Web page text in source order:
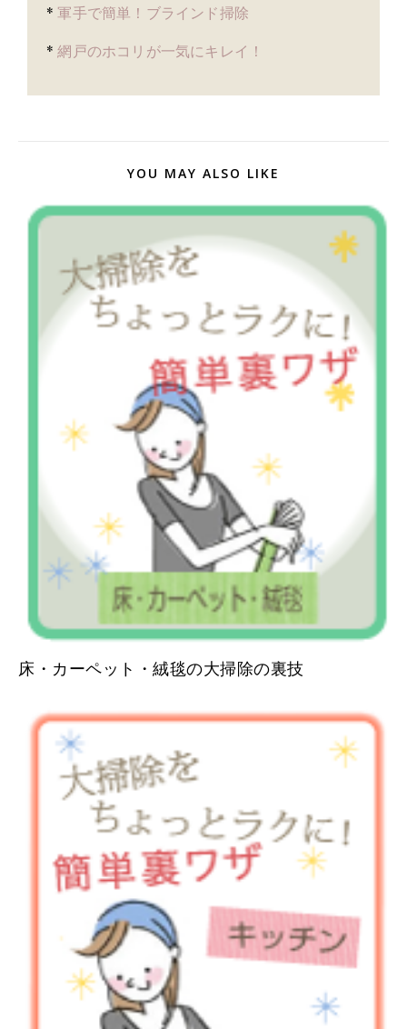
*軍手で簡単！ブラインド掃除
*網戸のホコリが一気にキレイ！
YOU MAY ALSO LIKE
床・カーペット・絨毯の大掃除の裏技